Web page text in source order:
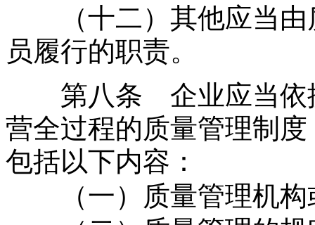
（十二）其他应当由
员履行的职责。
第八条 企业应当依据
营全过程的质量管理制
包括以下内容：
（一）质量管理机构